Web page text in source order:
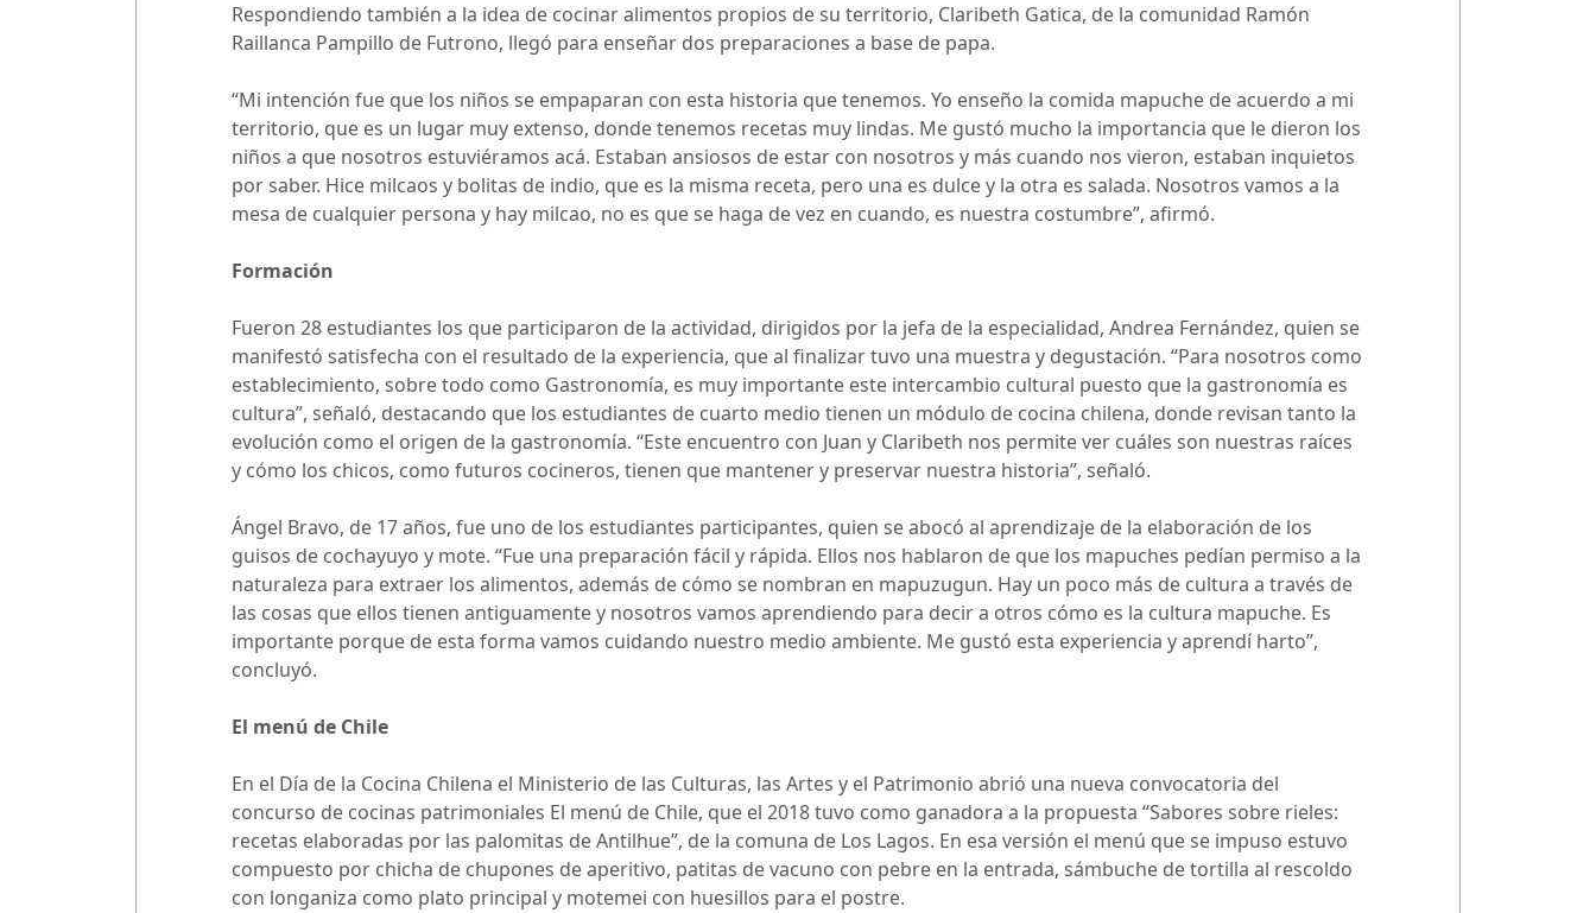
Respondiendo también a la idea de cocinar alimentos propios de su territorio, Claribeth Gatica, de la comunidad Ramón
Raillanca Pampillo de Futrono, llegó para enseñar dos preparaciones a base de papa.
“Mi intención fue que los niños se empaparan con esta historia que tenemos. Yo enseño la comida mapuche de acuerdo a mi
territorio, que es un lugar muy extenso, donde tenemos recetas muy lindas. Me gustó mucho la importancia que le dieron los
niños a que nosotros estuviéramos acá. Estaban ansiosos de estar con nosotros y más cuando nos vieron, estaban inquietos
por saber. Hice milcaos y bolitas de indio, que es la misma receta, pero una es dulce y la otra es salada. Nosotros vamos a la
mesa de cualquier persona y hay milcao, no es que se haga de vez en cuando, es nuestra costumbre”, afirmó.
Formación
Fueron 28 estudiantes los que participaron de la actividad, dirigidos por la jefa de la especialidad, Andrea Fernández, quien se
manifestó satisfecha con el resultado de la experiencia, que al finalizar tuvo una muestra y degustación. “Para nosotros como
establecimiento, sobre todo como Gastronomía, es muy importante este intercambio cultural puesto que la gastronomía es
cultura”, señaló, destacando que los estudiantes de cuarto medio tienen un módulo de cocina chilena, donde revisan tanto la
evolución como el origen de la gastronomía. “Este encuentro con Juan y Claribeth nos permite ver cuáles son nuestras raíces
y cómo los chicos, como futuros cocineros, tienen que mantener y preservar nuestra historia”, señaló.
Ángel Bravo, de 17 años, fue uno de los estudiantes participantes, quien se abocó al aprendizaje de la elaboración de los
guisos de cochayuyo y mote. “Fue una preparación fácil y rápida. Ellos nos hablaron de que los mapuches pedían permiso a la
naturaleza para extraer los alimentos, además de cómo se nombran en mapuzugun. Hay un poco más de cultura a través de
las cosas que ellos tienen antiguamente y nosotros vamos aprendiendo para decir a otros cómo es la cultura mapuche. Es
importante porque de esta forma vamos cuidando nuestro medio ambiente. Me gustó esta experiencia y aprendí harto”,
concluyó.
El menú de Chile
En el Día de la Cocina Chilena el Ministerio de las Culturas, las Artes y el Patrimonio abrió una nueva convocatoria del
concurso de cocinas patrimoniales El menú de Chile, que el 2018 tuvo como ganadora a la propuesta “Sabores sobre rieles:
recetas elaboradas por las palomitas de Antilhue”, de la comuna de Los Lagos. En esa versión el menú que se impuso estuvo
compuesto por chicha de chupones de aperitivo, patitas de vacuno con pebre en la entrada, sámbuche de tortilla al rescoldo
con longaniza como plato principal y motemei con huesillos para el postre.